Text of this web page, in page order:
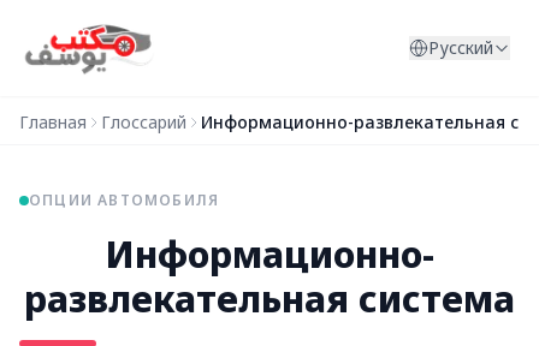
Русский
Главная Глоссарий Информационно-развлекательная
ОПЦИИ АВТОМОБИЛЯ
Информационно-
развлекательная система